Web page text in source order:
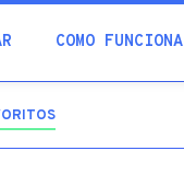
COMO FUNCIONA